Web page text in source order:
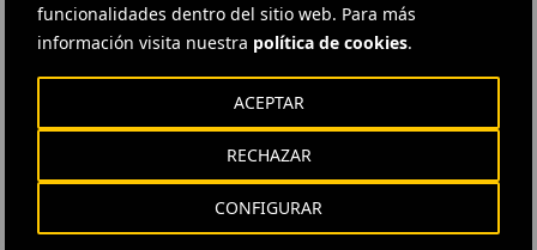
funcionalidades dentro del sitio web. Para más
información visita nuestra política de cookies.
CONFIGURAR
RECHAZAR
ACEPTAR
gran incentivo» para su trabajo, dentro de la actividad
corporativa que realizan. A su juicio, el sector privado
diseñar su gestión de cuentas y del trabajo que realizan
con cada uno de los sectores sociales a los que apoyan.
Para todas ellas, ser seleccionada para esta Guía es «una